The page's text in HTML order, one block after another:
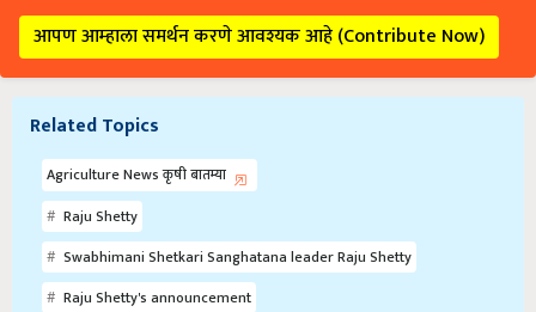
आपण आम्हाला समर्थन करणे आवश्यक आहे (Contribute Now)
Related Topics
Agriculture News कृषी बातम्या
Raju Shetty
Swabhimani Shetkari Sanghatana leader Raju Shetty
Raju Shetty's announcement